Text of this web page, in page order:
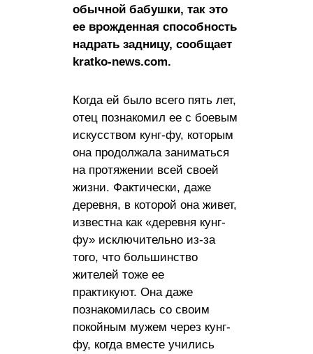
обычной бабушки, так это
ее врожденная способность
надрать задницу, сообщает
kratko-news.com.
Когда ей было всего пять лет,
отец познакомил ее с боевым
искусством кунг-фу, которым
она продолжала заниматься
на протяжении всей своей
жизни. Фактически, даже
деревня, в которой она живет,
известна как «деревня кунг-
фу» исключительно из-за
того, что большинство
жителей тоже ее
практикуют. Она даже
познакомилась со своим
покойным мужем через кунг-
фу, когда вместе учились